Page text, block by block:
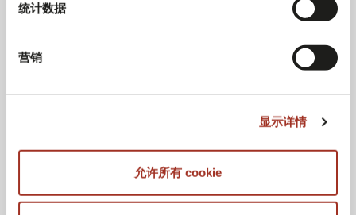
统计数据
营销
显示详情
允许所有 cookie
Rho Fieramilano, 地址是Strada Statale Sempione路28号,米兰
SITEX S.p.A.
20145 Milano
电话: +39 02 66101105